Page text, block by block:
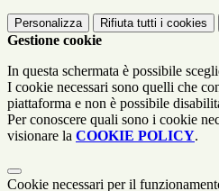
Personalizza Rifiuta tutti i cookies
Gestione cookie
In questa schermata è possibile
I cookie necessari sono quelli che
piattaforma e non è possibile
Per conoscere quali sono i cookie
visionare la COOKIE POLICY.
Cookie necessari per il